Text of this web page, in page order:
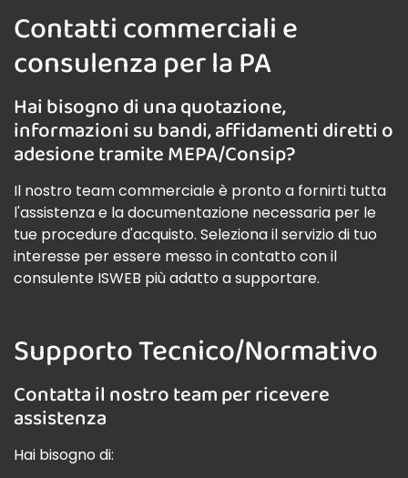
Contatti commerciali e
consulenza per la PA
Hai bisogno di una quotazione,
informazioni su bandi, affidamenti diretti o
adesione tramite MEPA/Consip?
Il nostro team commerciale è pronto a fornirti tutta
l'assistenza e la documentazione necessaria per le
tue procedure d'acquisto. Seleziona il servizio di tuo
interesse per essere messo in contatto con il
consulente ISWEB più adatto a supportare.
Supporto Tecnico/Normativo
Contatta il nostro team per ricevere
assistenza
Hai bisogno di: